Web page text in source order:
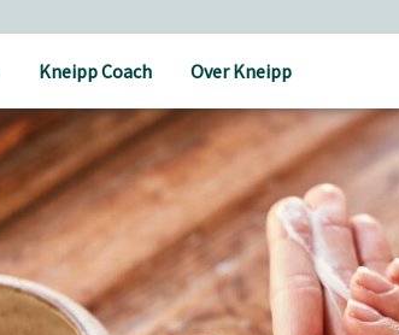
Kneipp Coach Over Kneipp